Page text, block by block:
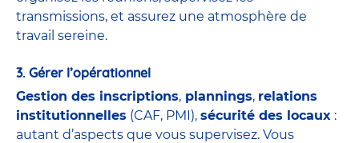
transmissions, et assurez une atmosphère de
travail sereine.
3. Gérer l’opérationnel
Gestion des inscriptions, plannings, relations
institutionnelles (CAF, PMI), sécurité des locaux :
autant d’aspects que vous supervisez. Vous